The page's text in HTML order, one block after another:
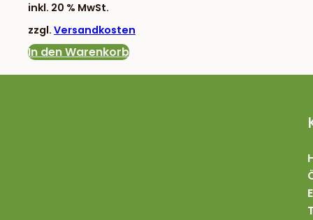
war:
18,17 €
inkl. 20 % MwSt.
zzgl. Versandkosten
In den Warenkorb